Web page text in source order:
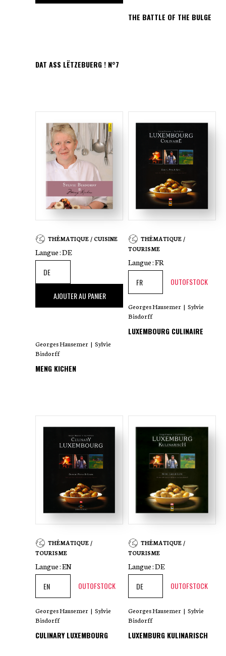
DAT ASS LËTZEBUERG ! N°7
THE BATTLE OF THE BULGE
THÉMATIQUE / CUISINE
Langue :DE
,00 €
AJOUTER AU PANIER
Georges Hausemer | Sylvie
Bisdorff
MENG KICHEN
THÉMATIQUE /
TOURISME
Langue :FR
OUTOFSTOCK
Georges Hausemer | Sylvie
Bisdorff
LUXEMBOURG CULINAIRE
THÉMATIQUE /
TOURISME
Langue :EN
OUTOFSTOCK
Georges Hausemer | Sylvie
Bisdorff
CULINARY LUXEMBOURG
THÉMATIQUE /
TOURISME
Langue :DE
OUTOFSTOCK
Georges Hausemer | Sylvie
Bisdorff
LUXEMBURG KULINARISCH